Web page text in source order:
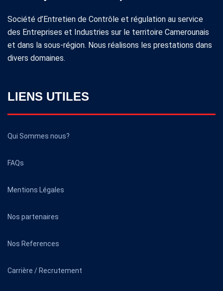
Société d’Entretien de Contrôle et régulation au service
des Entreprises et Industries sur le territoire Camerounais
et dans la sous-région. Nous réalisons les prestations dans
divers domaines.
LIENS UTILES
Qui Sommes nous?
FAQs
Mentions Légales
Nos partenaires
Nos References
Carrière / Recrutement